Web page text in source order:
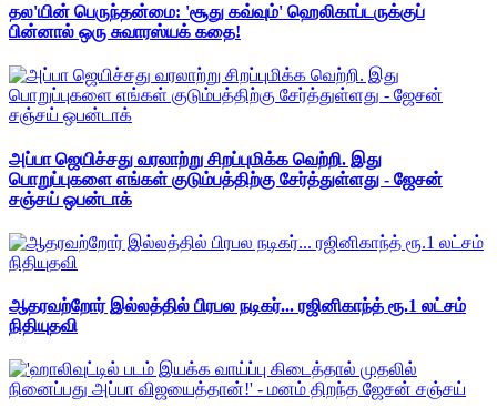
தல'யின் பெருந்தன்மை: 'சூது கவ்வும்' ஹெலிகாப்டருக்குப்
பின்னால் ஒரு சுவாரஸ்யக் கதை!
அப்பா ஜெயிச்சது வரலாற்று சிறப்புமிக்க வெற்றி. இது
பொறுப்புகளை எங்கள் குடும்பத்திற்கு சேர்த்துள்ளது - ஜேசன்
சஞ்சய் ஒபன்டாக்
ஆதரவற்றோர் இல்லத்தில் பிரபல நடிகர்... ரஜினிகாந்த் ரூ.1 லட்சம்
நிதியுதவி